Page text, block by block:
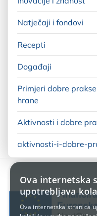
Natječaji i fondovi
Recepti
Događaji
Primjeri dobre
hrane
Aktivnosti i dobre
aktivnosti-i-dobre-
Ova internetska
upotrebljava
Ova internetska stranica